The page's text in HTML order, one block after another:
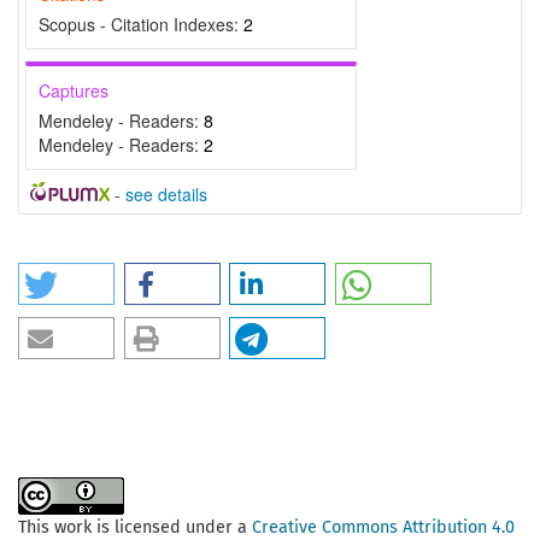
Scopus - Citation Indexes: 2
Captures
Mendeley - Readers: 8
Mendeley - Readers: 2
- see details
This work is licensed under a Creative Commons Attribution 4.0